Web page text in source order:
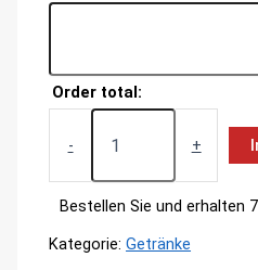
Order total:
-
Rotkäppchen
Menge
+
Bestellen Sie und erhalten
Kategorie:Getränke